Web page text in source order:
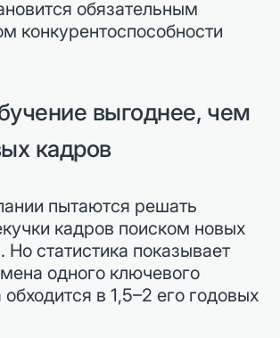
обязательным
конкурентоспособности
выгоднее, чем
кадров
пытаются решать
кадров поиском новых
Но статистика показывает
одного ключевого
в 1,5–2 его годовых